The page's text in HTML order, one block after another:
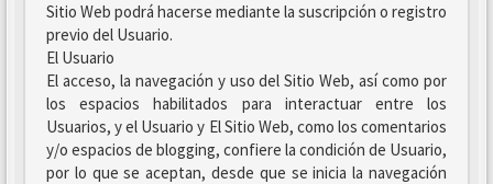
Sitio Web podrá hacerse mediante la suscripción o registro
previo del Usuario.
El Usuario
El acceso, la navegación y uso del Sitio Web, así como por
los espacios habilitados para interactuar entre los
Usuarios, y el Usuario y El Sitio Web, como los comentarios
y/o espacios de blogging, confiere la condición de Usuario,
por lo que se aceptan, desde que se inicia la navegación